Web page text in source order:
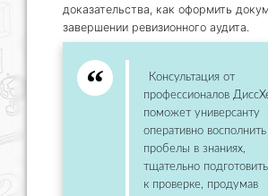
доказательства, как оформить
завершении ревизионного аудита.
Консультация от
профессионалов
поможет универсанту
оперативно восполнить
пробелы в знаниях,
тщательно
к проверке, продумав